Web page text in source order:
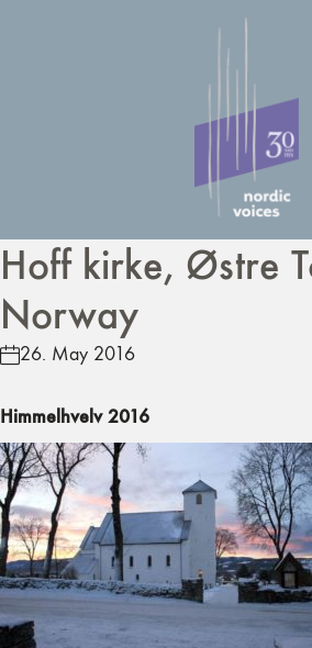
Hoff kirke, Østre
Norway
26. May 2016
Himmelhvelv 2016